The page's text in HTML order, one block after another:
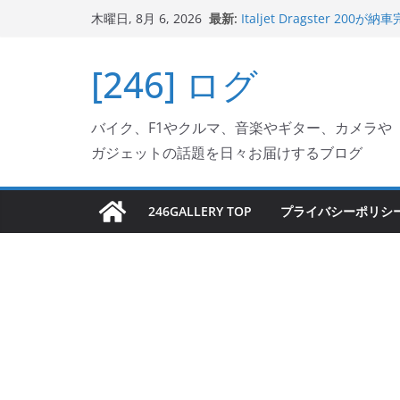
キ
プ
木曜日, 8月 6, 2026 最新: Italjet Dragster 200が納車
Ken Block 逝去
岩手県奥州市へのふるさと
Italjet Dragster 200のフロ
リングが楽しくなった
[246] ログ
バイク、F1やクルマ、音楽やギター、カメラや
ガジェットの話題を日々お届けするブログ
246GALLERY TOP プライバシーポリシ